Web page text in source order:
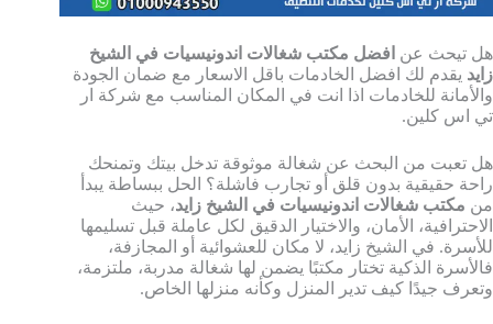
هل تيحث عن افضل مكتب شغالات اندونيسيات في الشيخ
زايد يقدم لك افضل الخادمات باقل الاسعار مع ضمان الجودة
والأمانة للخادمات اذا انت في المكان المناسب مع شركة ار
تي اس كلين.
هل تعبت من البحث عن شغالة موثوقة تدخل بيتك وتمنحك
راحة حقيقية بدون قلق أو تجارب فاشلة؟ الحل ببساطة يبدأ
من مكتب شغالات اندونيسيات في الشيخ زايد، حيث
الاحترافية، الأمان، والاختيار الدقيق لكل عاملة قبل تسليمها
للأسرة. في الشيخ زايد، لا مكان للعشوائية أو المجازفة،
فالأسرة الذكية تختار مكتبًا يضمن لها شغالة مدربة، ملتزمة،
وتعرف جيدًا كيف تدير المنزل وكأنه منزلها الخاص.